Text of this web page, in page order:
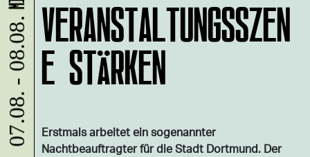
VERANSTALTUNGSSZEN
E STÄRKEN
Erstmals arbeitet ein sogenannter
Nachtbeauftragter für die Stadt Dortmund. Der
07.08. - 08.08.